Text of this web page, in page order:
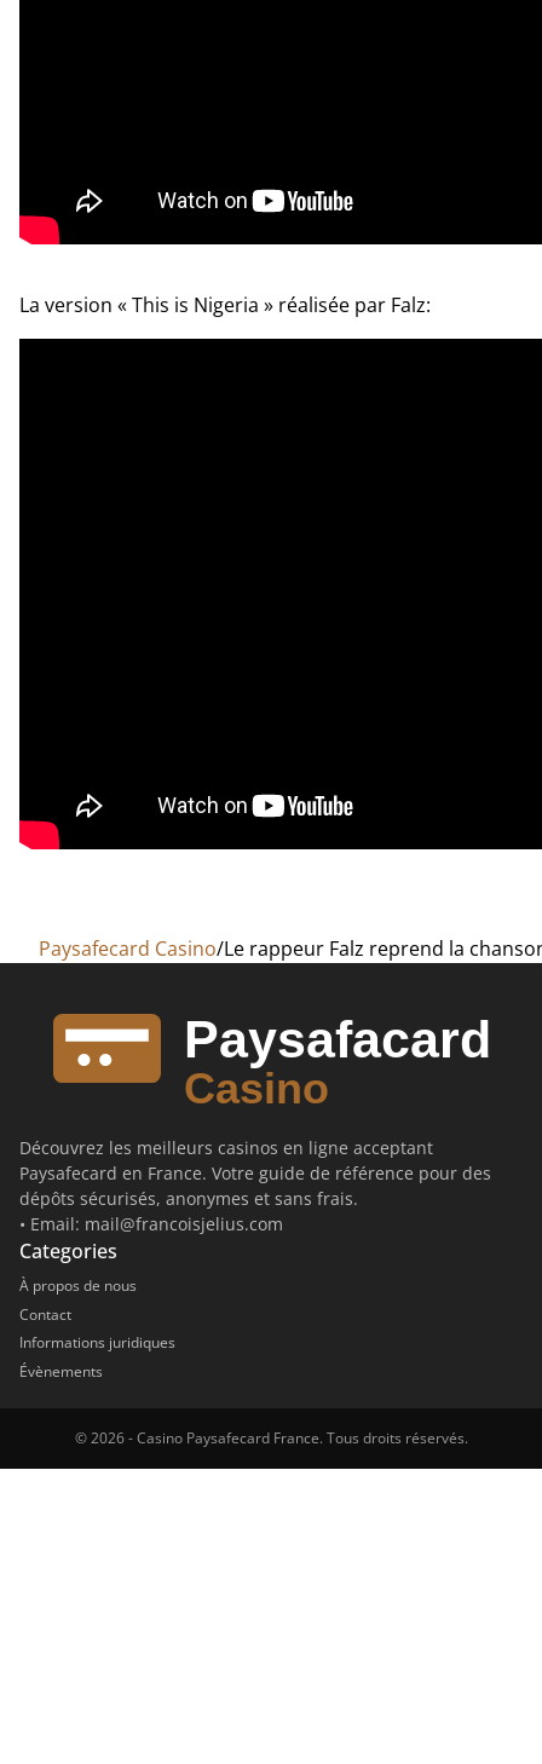
La version « This is Nigeria » réalisée par Falz:
Paysafecard Casino Le rappeur Falz reprend la
Découvrez les meilleurs casinos en ligne acceptant
Paysafecard en France. Votre guide de référence pour des
dépôts sécurisés, anonymes et sans frais.
• Email: mail@francoisjelius.com
Categories
À propos de nous
Contact
Informations juridiques
Évènements
© 2026 - Casino Paysafecard France. Tous droits réservés.